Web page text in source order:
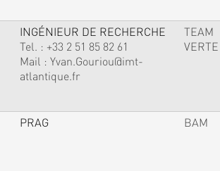
INGÉNIEUR DE RECHERCHE
Tel. : +33 2 51 85 82 61
Mail : Yvan.Gouriou@imt-
atlantique.fr
TEAM
VERTE
PRAG BAM